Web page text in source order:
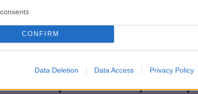
CONFIRM
Data Deletion Data Access Privacy Policy
λόγος για μηνιαίο συμβόλαιο ύψους 100.000
Τούρκο κόουτς
Απολύθηκε ο Χάσεκ μετά την